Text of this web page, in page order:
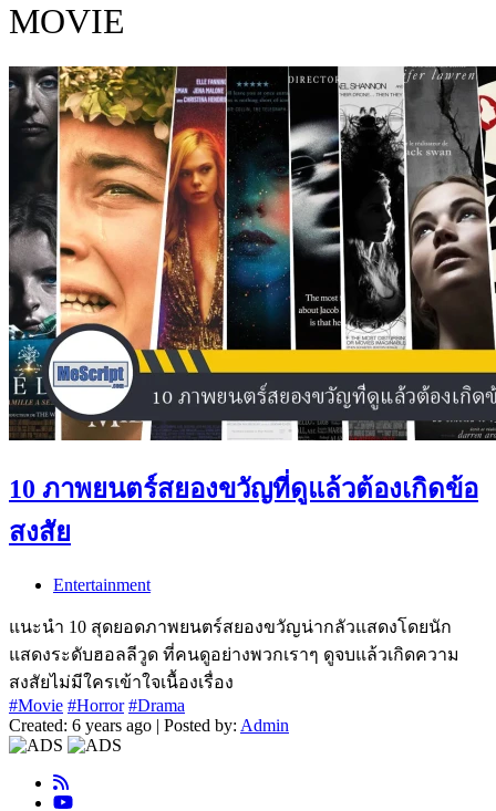
MOVIE
10 ภาพยนตร์สยองขวัญที่ดูแล้วต้องเกิดข้อ
สงสัย
Entertainment
แนะนำ 10 สุดยอดภาพยนตร์สยองขวัญน่ากลัวแสดงโดยนัก
แสดงระดับฮอลลีวูด ที่คนดูอย่างพวกเราๆ ดูจบแล้วเกิดความ
สงสัยไม่มีใครเข้าใจเนื้องเรื่อง
#Movie #Horror #Drama
Created: 6 years ago | Posted by: Admin